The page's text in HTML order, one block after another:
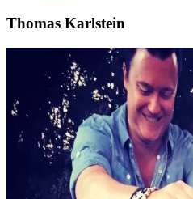
Thomas Karlstein